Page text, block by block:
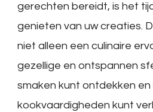
gerechten bereidt, is het
genieten van uw creaties.
niet alleen een culinaire
gezellige en ontspannen
smaken kunt ontdekken en
kookvaardigheden kunt